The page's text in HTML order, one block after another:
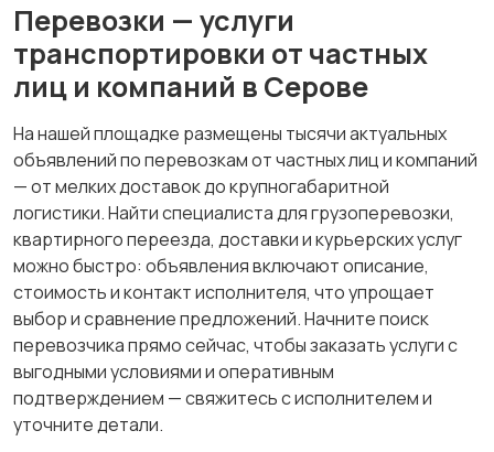
Перевозки — услуги
транспортировки от частных
лиц и компаний в Серове
На нашей площадке размещены тысячи актуальных
объявлений по перевозкам от частных лиц и компаний
— от мелких доставок до крупногабаритной
логистики. Найти специалиста для грузоперевозки,
квартирного переезда, доставки и курьерских услуг
можно быстро: объявления включают описание,
стоимость и контакт исполнителя, что упрощает
выбор и сравнение предложений. Начните поиск
перевозчика прямо сейчас, чтобы заказать услуги с
выгодными условиями и оперативным
подтверждением — свяжитесь с исполнителем и
уточните детали.